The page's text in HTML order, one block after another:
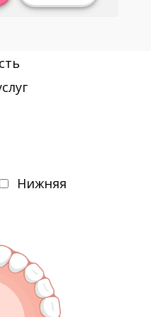
Нижняя